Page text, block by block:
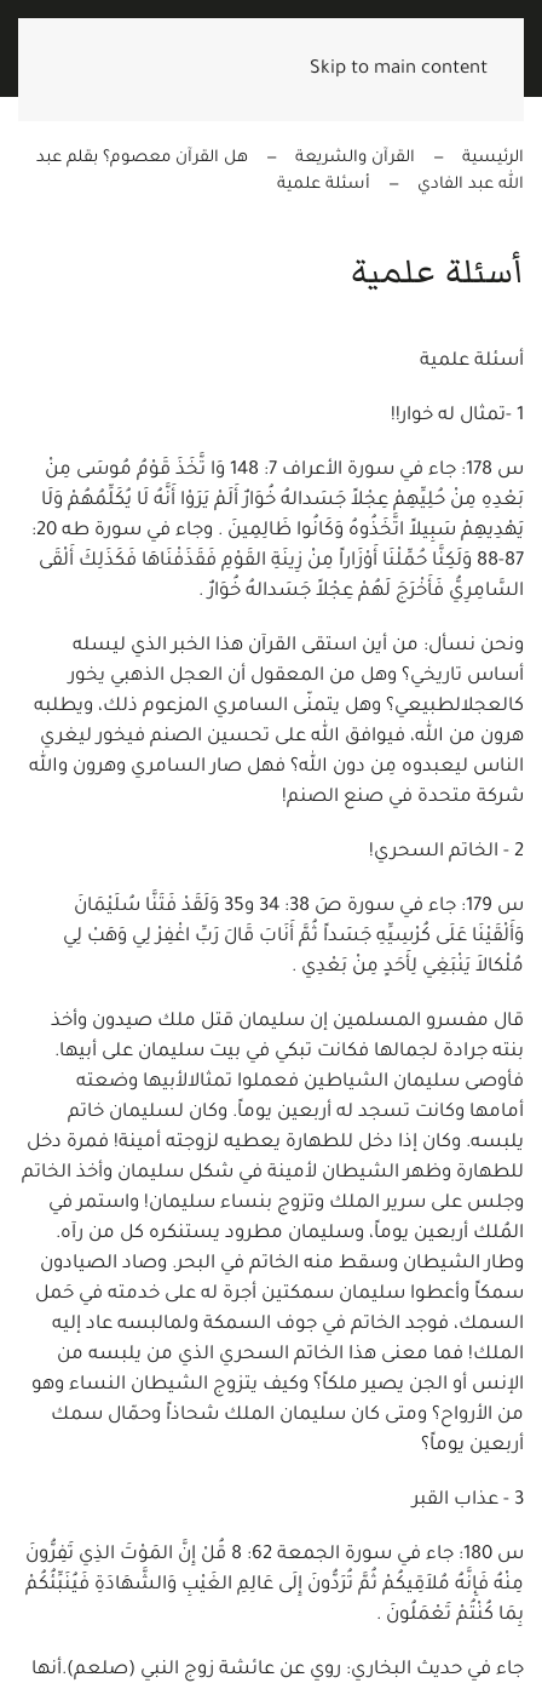
Skip to main content
الرئيسية القرآن والشريعة
هل القرآن معصوم؟ بقلم عبد
الله عبد الفادي
أسئلة علمية
أسئلة علمية
أسئلة علمية
1 -تمثال له خوار!!
س 178: جاء في سورة الأعراف 7: 148 وَا تَّخَذَ قَوْمُ مُوسَى مِنْ
بَعْدِهِ مِنْ حُلِيِّهِمْ عِجْلاً جَسَدالهُ خُوَارٌ أَلَمْ يَرَوْا أَنَّهُ لَا يُكَلِّمُهُمْ وَلَا
يَهْدِيهِمْ سَبِيلاً اتَّخَذُوهُ وَكَانُوا ظَالِمِينَ . وجاء في سورة طه 20:
87-88 وَلَكِنَّا حُمِّلْنَا أَوْزَاراً مِنْ زِينَةِ القَوْمِ فَقَذَفْنَاهَا فَكَذَلِكَ أَلْقَى
السَّامِرِيُّ فَأَخْرَجَ لَهُمْ عِجْلاً جَسَدالهُ خُوَارٌ .
ونحن نسأل: من أين استقى القرآن هذا الخبر الذي ليسله
أساس تاريخي؟ وهل من المعقول أن العجل الذهبي يخور
كالعجلالطبيعي؟ وهل يتمنّى السامري المزعوم ذلك، ويطلبه
هرون من الله، فيوافق الله على تحسين الصنم فيخور ليغري
الناس ليعبدوه مِن دون الله؟ فهل صار السامري وهرون والله
شركة متحدة في صنع الصنم!
2 - الخاتم السحري!
س 179: جاء في سورة صَ 38: 34 و35 وَلَقَدْ فَتَنَّا سُلَيْمَانَ
وَأَلْقَيْنَا عَلَى كُرْسِيِّهِ جَسَداً ثُمَّ أَنَابَ قَالَ رَبِّ اغْفِرْ لِي وَهَبْ لِي
مُلْكالاَ يَنْبَغِي لِأَحَدٍ مِنْ بَعْدِي .
قال مفسرو المسلمين إن سليمان قتل ملك صيدون وأخذ
بنته جرادة لجمالها فكانت تبكي في بيت سليمان على أبيها.
فأوصى سليمان الشياطين فعملوا تمثالالأبيها وضعته
أمامها وكانت تسجد له أربعين يوماً. وكان لسليمان خاتم
يلبسه. وكان إذا دخل للطهارة يعطيه لزوجته أمينة! فمرة دخل
للطهارة وظهر الشيطان لأمينة في شكل سليمان وأخذ الخاتم
وجلس على سرير الملك وتزوج بنساء سليمان! واستمر في
المُلك أربعين يوماً، وسليمان مطرود يستنكره كل من رآه.
وطار الشيطان وسقط منه الخاتم في البحر. وصاد الصيادون
سمكاً وأعطوا سليمان سمكتين أجرة له على خدمته في حَمل
السمك، فوجد الخاتم في جوف السمكة ولمالبسه عاد إليه
الملك! فما معنى هذا الخاتم السحري الذي من يلبسه من
الإنس أو الجن يصير ملكاً؟ وكيف يتزوج الشيطان النساء وهو
من الأرواح؟ ومتى كان سليمان الملك شحاذاً وحمّال سمك
أربعين يوماً؟
3 - عذاب القبر
س 180: جاء في سورة الجمعة 62: 8 قُلْ إِنَّ المَوْتَ الذِي تَفِرُّونَ
مِنْهُ فَإِنَّهُ مُلاَقِيكُمْ ثُمَّ تُرَدُّونَ إِلَى عَالِمِ الغَيْبِ وَالشَّهَادَةِ فَيُنَبِّئُكُمْ
بِمَا كُنْتُمْ تَعْمَلُونَ .
جاء في حديث البخاري: روي عن عائشة زوج النبي (صلعم).أنها